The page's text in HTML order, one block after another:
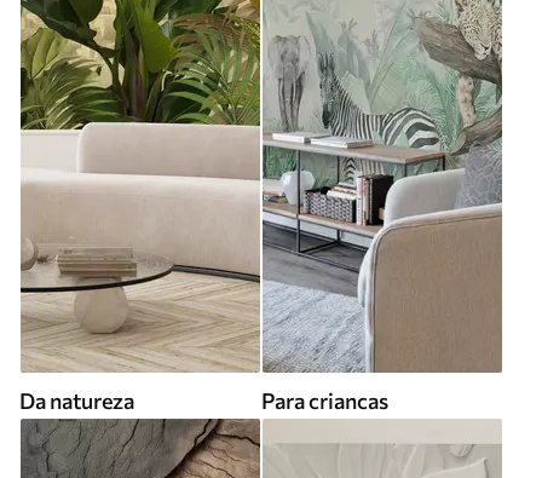
Da natureza Para criancas